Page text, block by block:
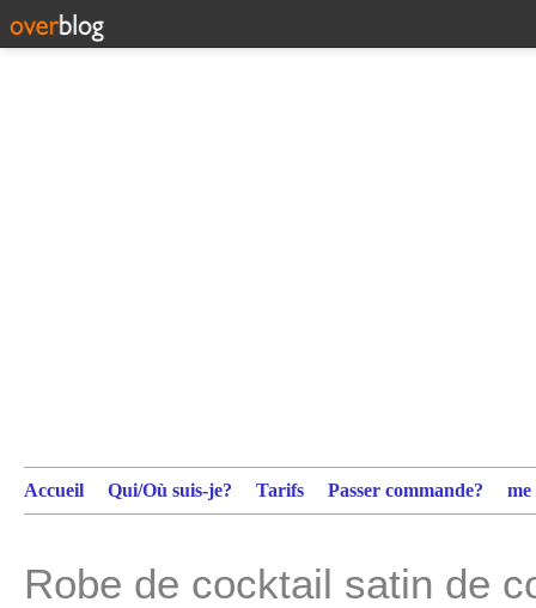
Accueil Qui/Où suis-je? Tarifs Passer commande?
Robe de cocktail satin de